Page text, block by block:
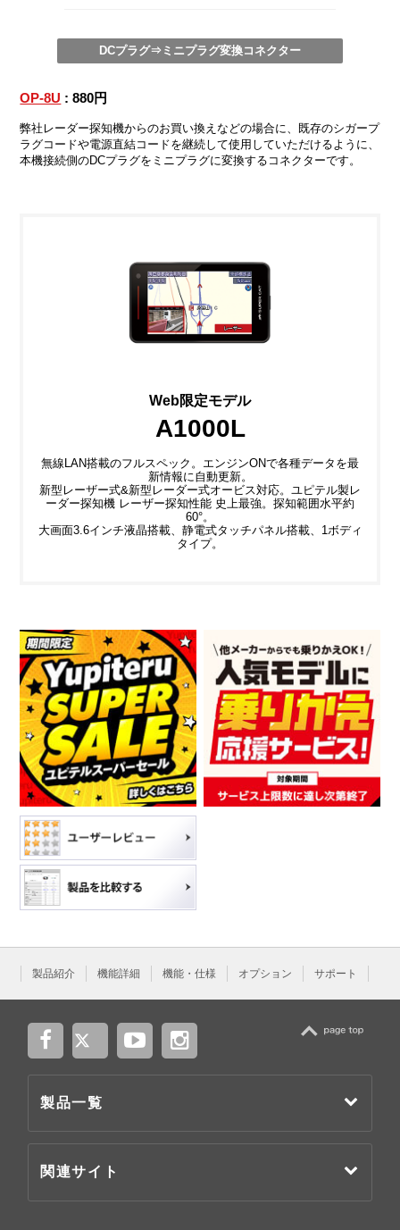
DCプラグ⇒ミニプラグ変換コネクター
OP-8U : 880円
弊社レーダー探知機からのお買い換えなどの場合に、既存のシガープ
ラグコードや電源直結コードを継続して使用していただけるように、
本機接続側のDCプラグをミニプラグに変換するコネクターです。
Web限定モデル
A1000L
無線LAN搭載のフルスペック。エンジンONで各種データを最
新情報に自動更新。
新型レーザー式&新型レーダー式オービス対応。ユピテル製レ
ーダー探知機 レーザー探知性能 史上最強。探知範囲水平約
60°。
大画面3.6インチ液晶搭載、静電式タッチパネル搭載、1ボディ
タイプ。
製品紹介 機能詳細 機能・仕様 オプション サポート
製品一覧
関連サイト